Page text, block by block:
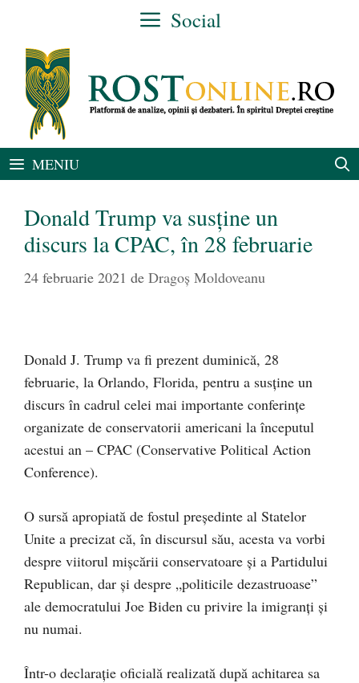
conținut
Social
MENIU
Donald Trump va susține un
discurs la CPAC, în 28 februarie
24 februarie 2021 de Dragoş Moldoveanu
Donald J. Trump va fi prezent duminică, 28
februarie, la Orlando, Florida, pentru a susține un
discurs în cadrul celei mai importante conferințe
organizate de conservatorii americani la începutul
acestui an – CPAC (Conservative Political Action
Conference).
O sursă apropiată de fostul președinte al Statelor
Unite a precizat că, în discursul său, acesta va vorbi
despre viitorul mișcării conservatoare și a Partidului
Republican, dar și despre „politicile dezastruoase”
ale democratului Joe Biden cu privire la imigranți și
nu numai.
Într-o declarație oficială realizată după achitarea sa